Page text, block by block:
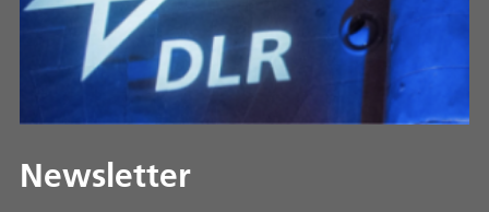
Newsletter